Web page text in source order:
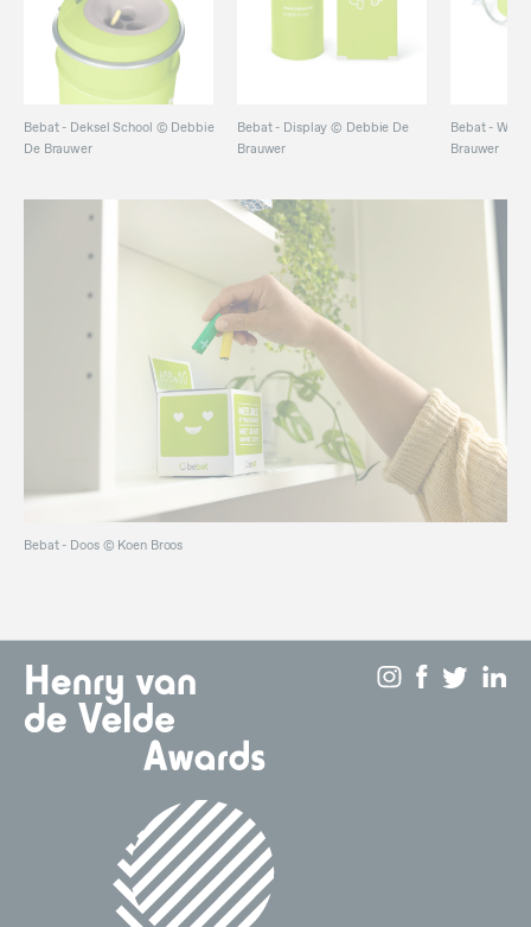
Bebat - Deksel School ©️ Debbie
De Brauwer
Bebat - Display ©️ Debbie De
Brauwer
Bebat -
Brauwer
Bebat - Doos ©️ Koen Broos